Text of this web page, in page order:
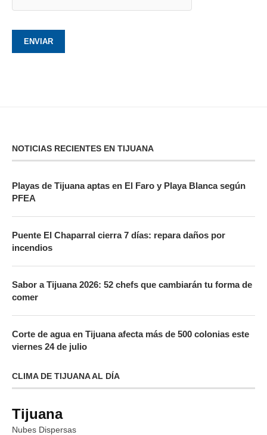
NOTICIAS RECIENTES EN TIJUANA
Playas de Tijuana aptas en El Faro y Playa Blanca según
PFEA
Puente El Chaparral cierra 7 días: repara daños por
incendios
Sabor a Tijuana 2026: 52 chefs que cambiarán tu forma de
comer
Corte de agua en Tijuana afecta más de 500 colonias este
viernes 24 de julio
CLIMA DE TIJUANA AL DÍA
Tijuana
Nubes Dispersas